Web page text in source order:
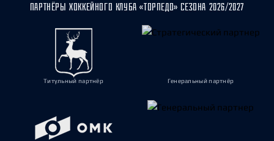
ПАРТНЁРЫ ХОККЕЙНОГО КЛУБА «ТОРПЕДО» СЕЗОНА 2026/2027
Титульный партнёр Генеральный партнёр